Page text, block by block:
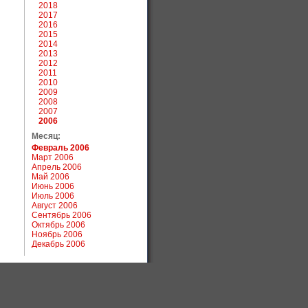
2018
2017
2016
2015
2014
2013
2012
2011
2010
2009
2008
2007
2006
Месяц:
Февраль 2006
Март 2006
Апрель 2006
Май 2006
Июнь 2006
Июль 2006
Август 2006
Сентябрь 2006
Октябрь 2006
Ноябрь 2006
Декабрь 2006